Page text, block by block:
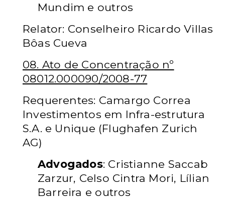
Mundim e outros
Relator: Conselheiro Ricardo Villas
Bôas Cueva
08. Ato de Concentração nº
08012.000090/2008-77
Requerentes: Camargo Correa
Investimentos em Infra-estrutura
S.A. e Unique (Flughafen Zurich
AG)
Advogados: Cristianne Saccab
Zarzur, Celso Cintra Mori, Lílian
Barreira e outros